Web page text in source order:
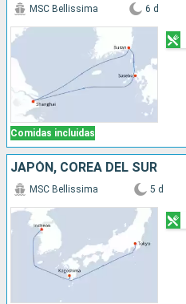
Comidas incluidas
MSC Bellissima 6 d
JAPÓN, COREA DEL SUR
MSC Bellissima 5 d